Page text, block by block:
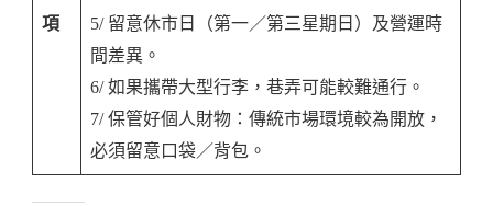
項
5/ 留意休市日（第一／第三星期日）及營運時
間差異。
6/ 如果攜帶大型行李，巷弄可能較難通行。
7/ 保管好個人財物：傳統市場環境較為開放，
必須留意口袋／背包。